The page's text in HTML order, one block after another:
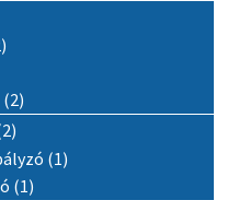
2 termék
22 termék
22 termék
11 termék
11 termék